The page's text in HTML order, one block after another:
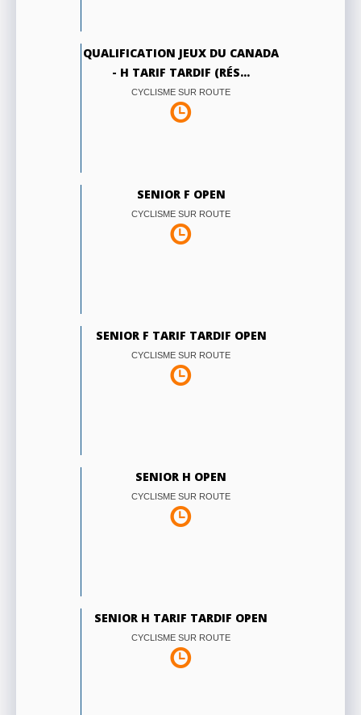
QUALIFICATION JEUX DU CANADA
- H TARIF TARDIF (RÉS...
CYCLISME SUR ROUTE
SENIOR F OPEN
CYCLISME SUR ROUTE
SENIOR F TARIF TARDIF OPEN
CYCLISME SUR ROUTE
SENIOR H OPEN
CYCLISME SUR ROUTE
SENIOR H TARIF TARDIF OPEN
CYCLISME SUR ROUTE